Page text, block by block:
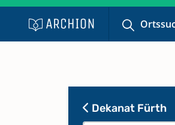
Dekanat Fürth